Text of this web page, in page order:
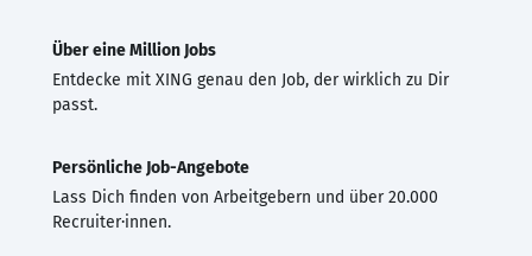
Über eine Million Jobs
Entdecke mit XING genau den Job, der wirklich zu Dir
passt.
Persönliche Job-Angebote
Lass Dich finden von Arbeitgebern und über 20.000
Recruiter·innen.